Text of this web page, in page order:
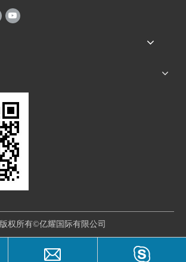
版权所有©亿耀国际有限公司